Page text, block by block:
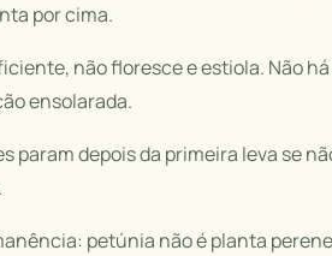
por cima.
não floresce e estiola. Não
ensolarada.
param depois da primeira leva se
petúnia não é planta